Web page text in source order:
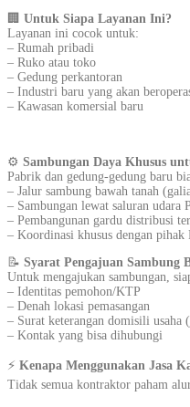
🏢 Untuk Siapa Layanan Ini?
Layanan ini cocok untuk:
– Rumah pribadi
– Ruko atau toko
– Gedung perkantoran
– Industri baru yang akan
– Kawasan komersial baru
⚙️ Sambungan Daya Khusus
Pabrik dan gedung-gedung baru
– Jalur sambung bawah tanah
– Sambungan lewat saluran udara
– Pembangunan gardu distribusi
– Koordinasi khusus dengan
📝 Syarat Pengajuan Sambung
Untuk mengajukan sambungan,
– Identitas pemohon/KTP
– Denah lokasi pemasangan
– Surat keterangan domisili usaha
– Kontak yang bisa dihubungi
⚡ Kenapa Menggunakan Jasa
Tidak semua kontraktor paham